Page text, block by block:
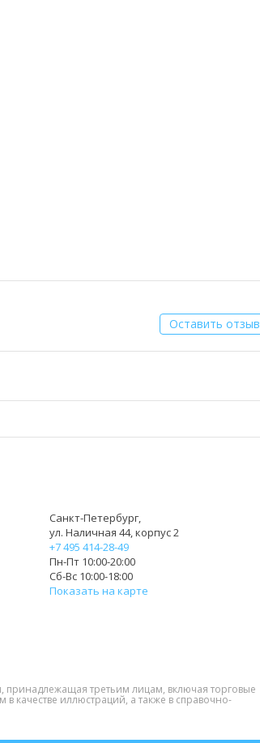
Оставить отзыв
Санкт-Петербург,
ул. Наличная 44, корпус 2
+7 495 414-28-49
Пн-Пт 10:00-20:00
Сб-Вс 10:00-18:00
Показать на карте
третьим лицам, включая торговые
качестве иллюстраций, а также в справочно-